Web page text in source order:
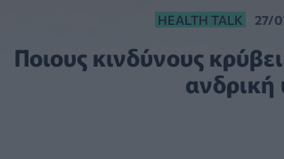
HEALTH TALK 27/
Ποιους κινδύνους
ανδρική